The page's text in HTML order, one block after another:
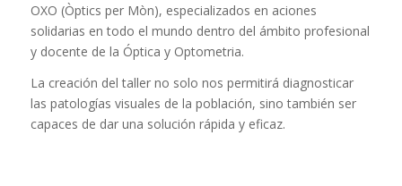
OXO (Òptics per Mòn), especializados en aciones
solidarias en todo el mundo dentro del ámbito profesional
y docente de la Óptica y Optometria.
La creación del taller no solo nos permitirá diagnosticar
las patologías visuales de la población, sino también ser
capaces de dar una solución rápida y eficaz.